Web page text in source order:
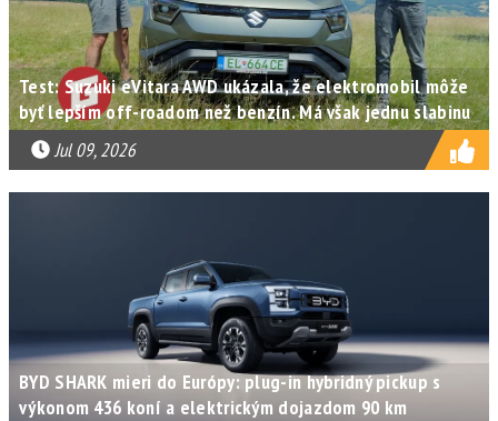
Test: Suzuki eVitara AWD ukázala, že elektromobil môže
byť lepším off-roadom než benzín. Má však jednu slabinu
Jul 09, 2026
BYD SHARK mieri do Európy: plug-in hybridný pickup s
výkonom 436 koní a elektrickým dojazdom 90 km